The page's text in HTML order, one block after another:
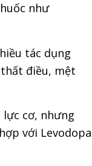
như
tác dụng
điều, mệt
cơ, nhưng
với Levodopa